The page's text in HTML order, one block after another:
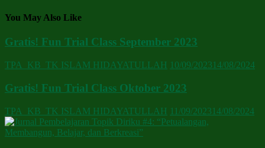
You May Also Like
Gratis! Fun Trial Class September 2023
TPA_KB_TK ISLAM HIDAYATULLAH 10/09/2023 14/08/2024
Gratis! Fun Trial Class Oktober 2023
TPA_KB_TK ISLAM HIDAYATULLAH 11/09/2023 14/08/2024